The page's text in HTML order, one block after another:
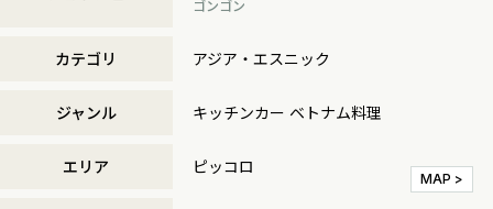
ゴンゴン
カテゴリ アジア・エスニック
ジャンル キッチンカー ベトナム料理
エリア ピッコロ
MAP >